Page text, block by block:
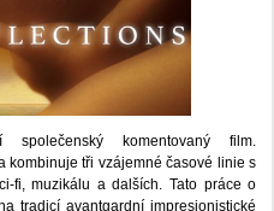
komentovaný film.
kombinuje tři vzájemné časové linie s
fi, muzikálu a dalších. Tato práce o
tradicí avantgardní impresionistické